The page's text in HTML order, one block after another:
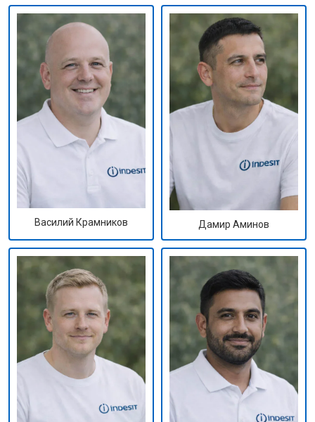
Василий Крамников Дамир Аминов